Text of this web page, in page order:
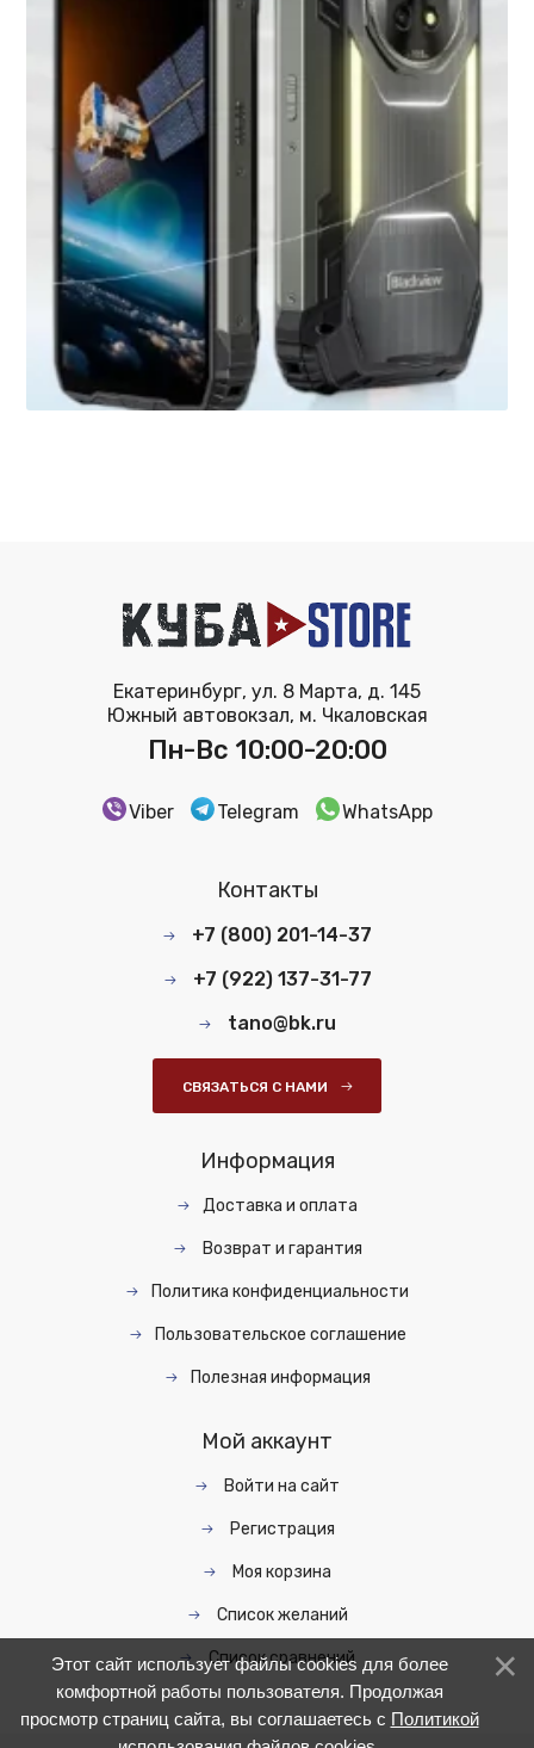
Екатеринбург, ул. 8 Марта, д. 145
Южный автовокзал, м. Чкаловская
Пн-Вс 10:00-20:00
Viber Telegram WhatsApp
Контакты
+7 (800) 201-14-37
+7 (922) 137-31-77
tano@bk.ru
СВЯЗАТЬСЯ С НАМИ
Информация
Доставка и оплата
Возврат и гарантия
Политика конфиденциальности
Пользовательское соглашение
Полезная информация
Мой аккаунт
Войти на сайт
Регистрация
Моя корзина
Список желаний
Список сравнений
Этот сайт использует файлы cookies для более
комфортной работы пользователя. Продолжая
просмотр страниц сайта, вы соглашаетесь с Политикой